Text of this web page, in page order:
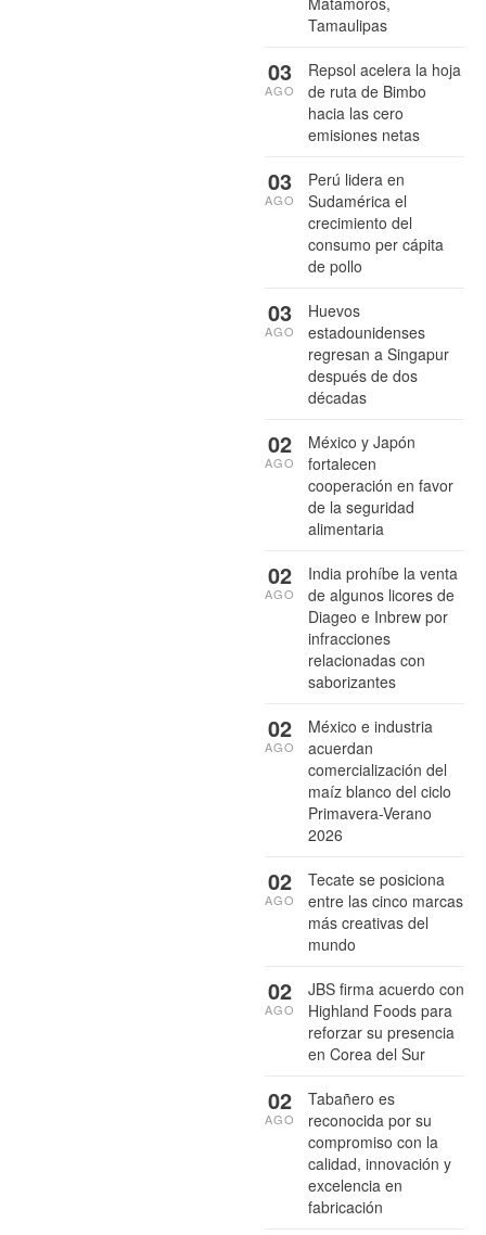
Tamaulipas
Repsol acelera la hoja
de ruta de Bimbo
hacia las cero
emisiones netas
03
AGO
Perú lidera en
Sudamérica el
crecimiento del
consumo per cápita
de pollo
03
AGO
Huevos
estadounidenses
regresan a Singapur
después de dos
décadas
03
AGO
México y Japón
fortalecen
cooperación en favor
de la seguridad
alimentaria
02
AGO
India prohíbe la venta
de algunos licores de
Diageo e Inbrew por
infracciones
relacionadas con
saborizantes
02
AGO
México e industria
acuerdan
comercialización del
maíz blanco del ciclo
Primavera-Verano
2026
02
AGO
Tecate se posiciona
entre las cinco marcas
más creativas del
mundo
02
AGO
JBS firma acuerdo con
Highland Foods para
reforzar su presencia
en Corea del Sur
02
AGO
Tabañero es
reconocida por su
compromiso con la
calidad, innovación y
excelencia en
fabricación
02
AGO